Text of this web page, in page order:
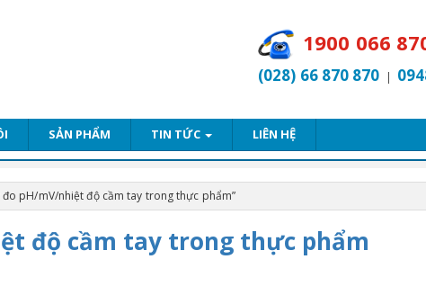
1900 066
(028) 66 870 870 |
SẢN PHẨM TIN TỨC LIÊN HỆ
pH/mV/nhiệt độ cầm tay trong thực phẩm”
độ cầm tay trong thực phẩm